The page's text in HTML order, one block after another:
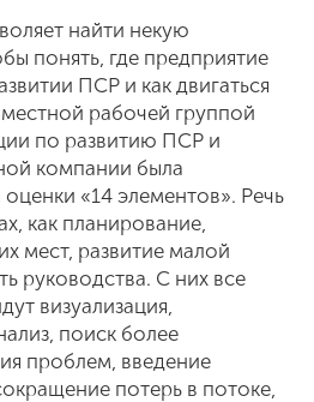
найти некую
понять, где предприятие
ПСР и как двигаться
рабочей группой
по развитию ПСР и
компании была
«14 элементов». Речь
как планирование,
мест, развитие малой
руководства. С них все
визуализация,
поиск более
проблем, введение
потерь в потоке,